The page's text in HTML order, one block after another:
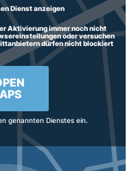
Dienst anzeigen
Aktivierung immer noch nicht
oder versuchen
dürfen nicht blockiert
genannten Dienstes ein.